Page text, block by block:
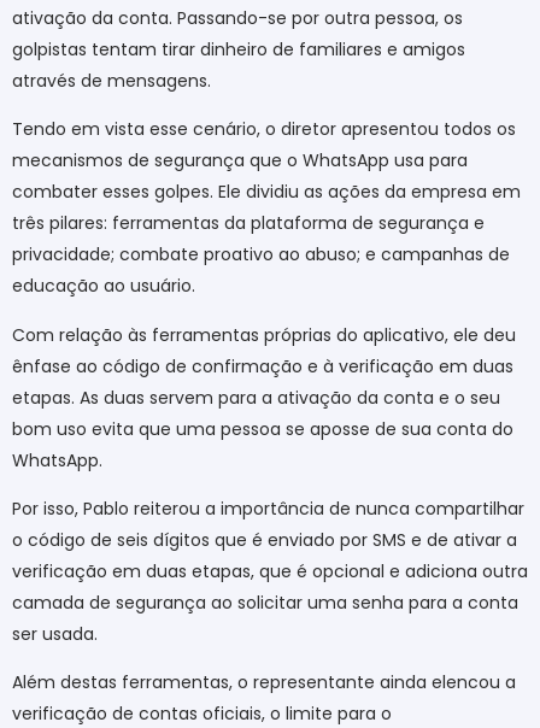
ativação da conta. Passando-se por outra pessoa, os
golpistas tentam tirar dinheiro de familiares e amigos
através de mensagens.
Tendo em vista esse cenário, o diretor apresentou todos os
mecanismos de segurança que o WhatsApp usa para
combater esses golpes. Ele dividiu as ações da empresa em
três pilares: ferramentas da plataforma de segurança e
privacidade; combate proativo ao abuso; e campanhas de
educação ao usuário.
Com relação às ferramentas próprias do aplicativo, ele deu
ênfase ao código de confirmação e à verificação em duas
etapas. As duas servem para a ativação da conta e o seu
bom uso evita que uma pessoa se aposse de sua conta do
WhatsApp.
Por isso, Pablo reiterou a importância de nunca compartilhar
o código de seis dígitos que é enviado por SMS e de ativar a
verificação em duas etapas, que é opcional e adiciona outra
camada de segurança ao solicitar uma senha para a conta
ser usada.
Além destas ferramentas, o representante ainda elencou a
verificação de contas oficiais, o limite para o